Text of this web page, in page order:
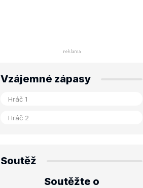
Vzájemné zápasy
Soutěž
Soutěžte o